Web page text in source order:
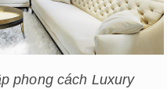
phong cách Luxury